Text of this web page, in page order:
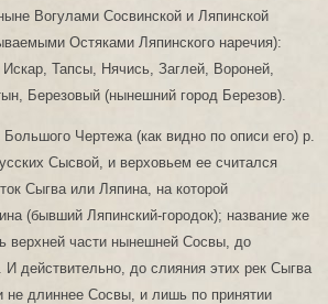
Вогулами Сосвинской и Ляпинской
Остяками Ляпинского наречия):
Тапсы, Нячись, Заглей, Вороней,
Березовый (нынешний город Березов).
Чертежа (как видно по описи его) р.
Сысвой, и верховьем ее считался
Сыгва или Ляпина, на которой
(бывший Ляпинский-городок); название же
верхней части нынешней Сосвы, до
действительно, до слияния этих рек Сыгва
не длиннее Сосвы, и лишь по принятии